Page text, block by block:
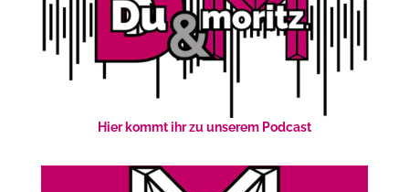
Hier kommt ihr zu unserem Podcast